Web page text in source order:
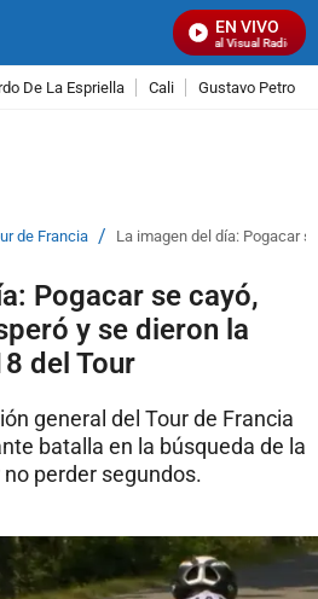
EN VIVO
Señal Visual Radio
De La Espriella Cali Gustavo Petro
de Francia / La imagen del día: Pogacar
Pogacar se cayó,
y se dieron la
del Tour
general del Tour de Francia
batalla en la búsqueda de la
perder segundos.